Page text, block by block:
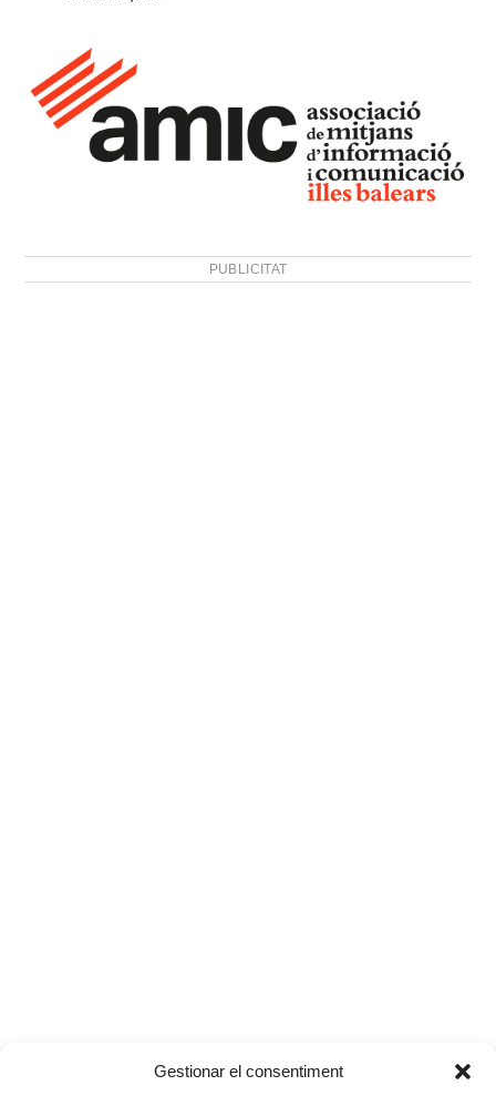
Gestionar el consentiment
PUBLICITAT